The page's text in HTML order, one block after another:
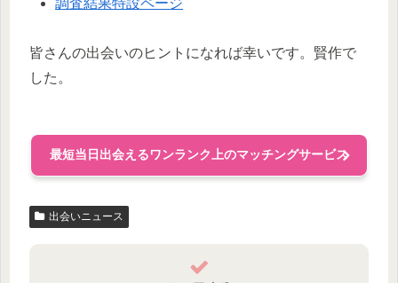
皆さんの出会いのヒントになれば幸いです。賢作で
した。
最短当日出会えるワンランク上のマッチングサービス
出会いニュース